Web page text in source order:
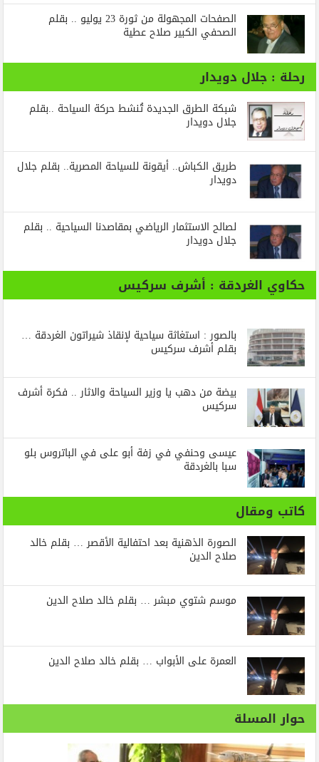
الصفحات المجهولة من ثورة 23 يوليو .. بقلم
الصحفي الكبير صلاح عطية
رحلة : جلال دويدار
شبكة الطرق الجديدة تُنشط حركة السياحة ..بقلم
جلال دويدار
طريق الكباش.. أيقونة للسياحة المصرية.. بقلم جلال
دويدار
لصالح الاستثمار الرياضي بمقاصدنا السياحية .. بقلم
جلال دويدار
حكاوي الغردقة : أشرف سركيس
بالصور : استغاثة سياحية لإنقاذ شيراتون الغردقة …
بقلم أشرف سركيس
بيضة من دهب يا وزير السياحة والاثار .. فكرة أشرف
سركيس
عيسى وحنفي في زفة أبو على في الباتروس بلو
سبا بالغردقة
كاتب ومقال
الصورة الذهنية بعد احتفالية الأقصر … بقلم خالد
صلاح الدين
موسم شتوي مبشر … بقلم خالد صلاح الدين
العمرة على الأبواب … بقلم خالد صلاح الدين
حوار المسلة